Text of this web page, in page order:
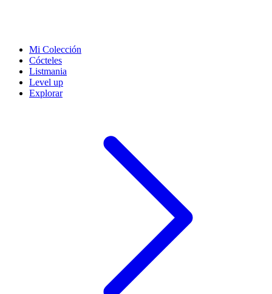
Mi Colección
Cócteles
Listmania
Level up
Explorar